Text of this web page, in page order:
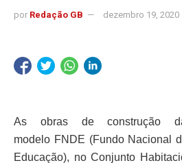
por Redação GB dezembro 19, 2020
As obras de construção
modelo FNDE (Fundo Nacional
Educação), no Conjunto